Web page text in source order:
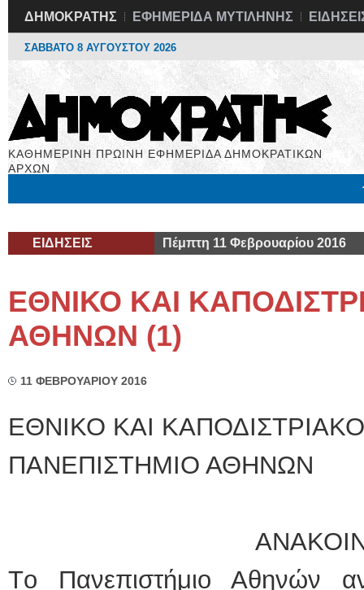
ΔΗΜΟΚΡΑΤΗΣ ΕΦΗΜΕΡΙΔΑ ΜΥΤΙΛΗΝΗΣ
ΣΑΒΒΑΤΟ 8 ΑΥΓΟΥΣΤΟΥ 2026
ΚΑΘΗΜΕΡΙΝΗ ΠΡΩΙΝΗ ΕΦΗΜΕΡΙΔΑ ΔΗΜΟΚΡΑΤΙΚΩΝ
ΑΡΧΩΝ
ΕΙΔΗΣΕΙΣ Πέμπτη 11 Φεβρουαρίου 2016
ΕΘΝΙΚΟ ΚΑΙ
ΑΘΗΝΩΝ (1)
11 ΦΕΒΡΟΥΑΡΙΟΥ 2016
ΕΘΝΙΚΟ ΚΑΙ ΚΑΠΟΔΙΣΤΡΙΑΚΟ
ΠΑΝΕΠΙΣΤΗΜΙΟ ΑΘΗΝΩΝ
Tο Πανεπιστήμιο Αθηνών